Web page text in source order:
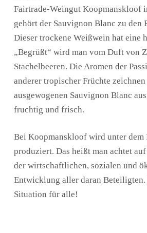
Fairtrade-Weingut Koopmanskloof
gehört der Sauvignon Blanc zu den
Dieser trockene Weißwein hat eine
„Begrüßt“ wird man vom Duft von
Stachelbeeren. Die Aromen der
anderer tropischer Früchte zeichnen
ausgewogenen Sauvignon Blanc
fruchtig und frisch.
Bei Koopmanskloof wird unter dem
produziert. Das heißt man achtet
der wirtschaftlichen, sozialen und
Entwicklung aller daran
Situation für alle!